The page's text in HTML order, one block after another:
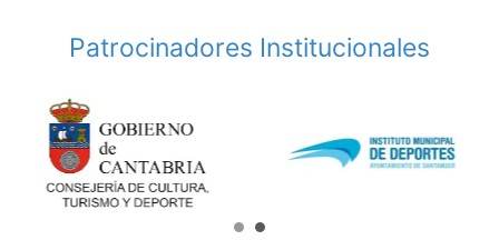
Patrocinadores Institucionales